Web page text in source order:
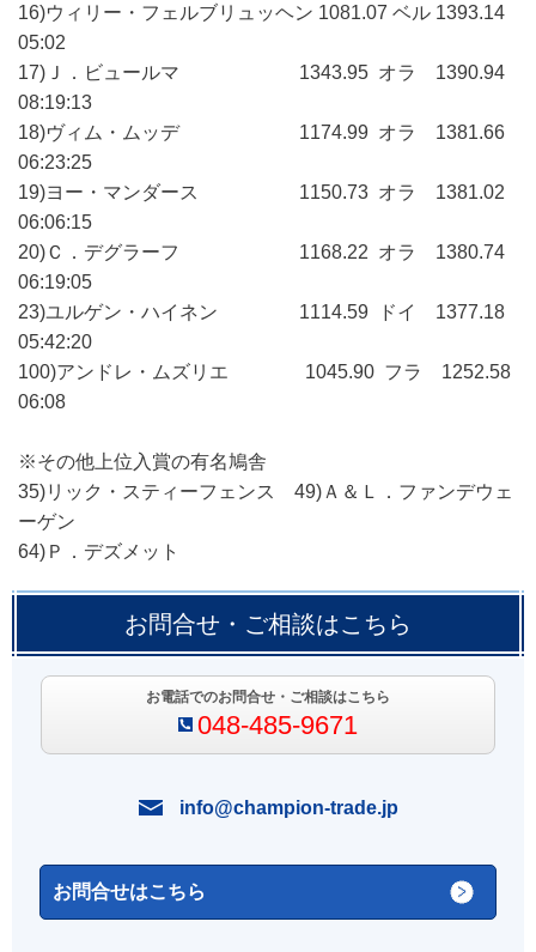
16)ウィリー・フェルブリュッヘン 1081.07 ベル 1393.14
05:02
17)Ｊ．ビュールマ 1343.95 オラ 1390.94
08:19:13
18)ヴィム・ムッデ 1174.99 オラ 1381.66
06:23:25
19)ヨー・マンダース 1150.73 オラ 1381.02
06:06:15
20)Ｃ．デグラーフ 1168.22 オラ 1380.74
06:19:05
23)ユルゲン・ハイネン 1114.59 ドイ 1377.18
05:42:20
100)アンドレ・ムズリエ 1045.90 フラ 1252.58
06:08
※その他上位入賞の有名鳩舎
35)リック・スティーフェンス 49)Ａ＆Ｌ．ファンデウェ
ーゲン
64)Ｐ．デズメット
お問合せ・ご相談はこちら
お電話でのお問合せ・ご相談はこちら
048-485-9671
info@champion-trade.jp
お問合せはこちら